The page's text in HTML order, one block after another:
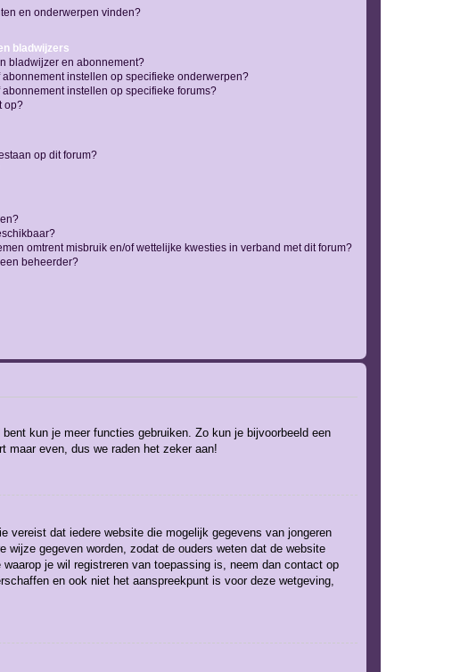
en onderwerpen vinden?
bladwijzers
bladwijzer en abonnement?
instellen op specifieke onderwerpen?
instellen op specifieke forums?
op?
op dit forum?
omtrent misbruik en/of wettelijke kwesties in verband met dit forum?
beheerder?
kun je meer functies gebruiken. Zo kun je bijvoorbeeld een
maar even, dus we raden het zeker aan!
vereist dat iedere website die mogelijk gegevens van jongeren
gegeven worden, zodat de ouders weten dat de website
je wil registreren van toepassing is, neem dan contact op
en ook niet het aanspreekpunt is voor deze wetgeving,